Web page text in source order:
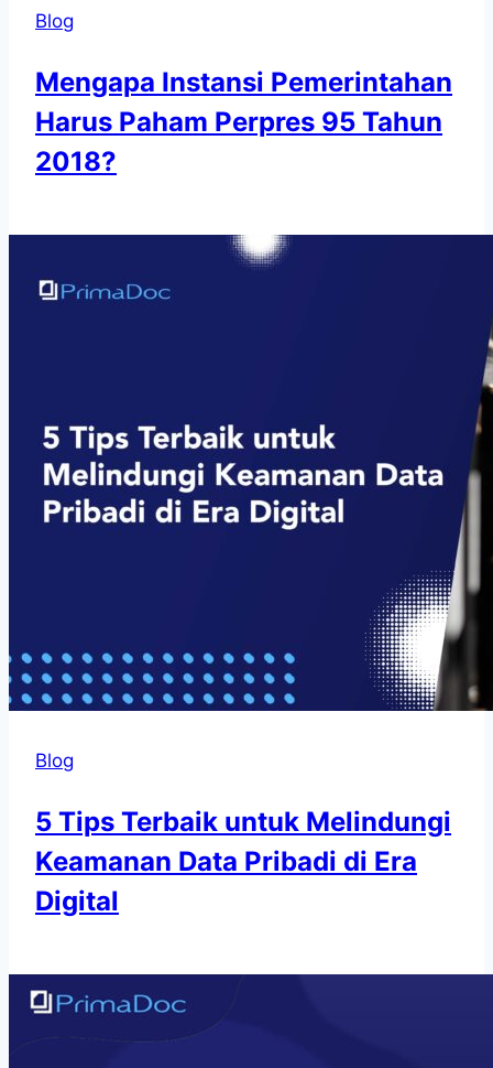
Blog
Mengapa Instansi Pemerintahan
Harus Paham Perpres 95 Tahun
2018?
Blog
5 Tips Terbaik untuk Melindungi
Keamanan Data Pribadi di Era
Digital